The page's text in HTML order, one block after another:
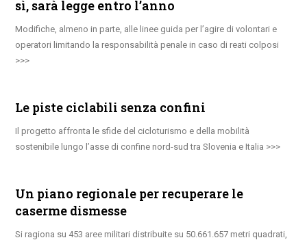
sì, sarà legge entro l’anno
Modifiche, almeno in parte, alle linee guida per l’agire di volontari e
operatori limitando la responsabilità penale in caso di reati colposi
Le piste ciclabili senza confini
Il progetto affronta le sfide del cicloturismo e della mobilità
sostenibile lungo l’asse di confine nord-sud tra Slovenia e Italia
Un piano regionale per recuperare le
caserme dismesse
Si ragiona su 453 aree militari distribuite su 50.661.657 metri quadrati,